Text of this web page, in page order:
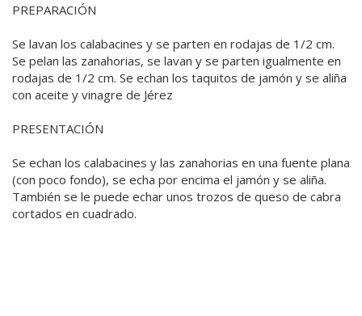
PREPARACIÓN
Se lavan los calabacines y se parten en rodajas de 1/2 cm.
Se pelan las zanahorias, se lavan y se parten igualmente en
rodajas de 1/2 cm. Se echan los taquitos de jamón y se aliña
con aceite y vinagre de Jérez
PRESENTACIÓN
Se echan los calabacines y las zanahorias en una fuente plana
(con poco fondo), se echa por encima el jamón y se aliña.
También se le puede echar unos trozos de queso de cabra
cortados en cuadrado.